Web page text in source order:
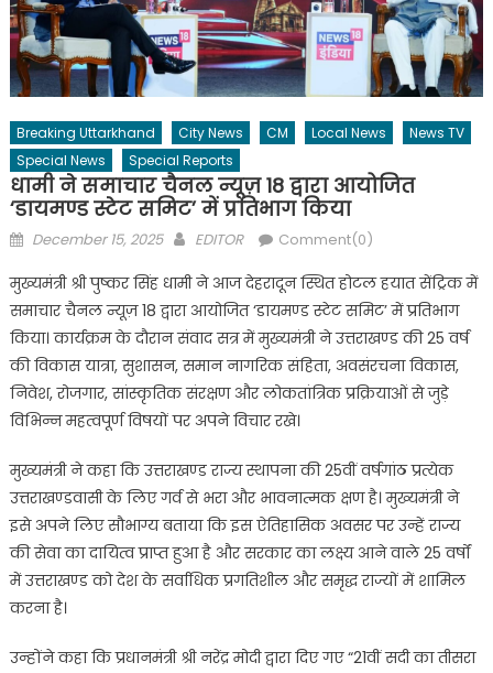
Breaking Uttarkhand City News CM Local News
News TV
Special News
Special Reports
धामी ने समाचार चैनल न्यूज़ 18 द्वारा आयोजित
‘डायमण्ड स्टेट समिट’ में प्रतिभाग किया
Posted
December 15, 2025 Author
EDITOR Comment(0)
मुख्यमंत्री श्री पुष्कर सिंह धामी ने आज देहरादून स्थित होटल हयात सेंट्रिक में
समाचार चैनल न्यूज़ 18 द्वारा आयोजित ‘डायमण्ड स्टेट समिट’ में प्रतिभाग
किया। कार्यक्रम के दौरान संवाद सत्र में मुख्यमंत्री ने उत्तराखण्ड की 25 वर्ष
की विकास यात्रा, सुशासन, समान नागरिक संहिता, अवसंरचना विकास,
निवेश, रोजगार, सांस्कृतिक संरक्षण और लोकतांत्रिक प्रक्रियाओं से जुड़े
विभिन्न महत्वपूर्ण विषयों पर अपने विचार रखे।
मुख्यमंत्री ने कहा कि उत्तराखण्ड राज्य स्थापना की 25वीं वर्षगांठ प्रत्येक
उत्तराखण्डवासी के लिए गर्व से भरा और भावनात्मक क्षण है। मुख्यमंत्री ने
इसे अपने लिए सौभाग्य बताया कि इस ऐतिहासिक अवसर पर उन्हें राज्य
की सेवा का दायित्व प्राप्त हुआ है और सरकार का लक्ष्य आने वाले 25 वर्षों
में उत्तराखण्ड को देश के सर्वाधिक प्रगतिशील और समृद्ध राज्यों में शामिल
करना है।
उन्होंने कहा कि प्रधानमंत्री श्री नरेंद्र मोदी द्वारा दिए गए “21वीं सदी का तीसरा